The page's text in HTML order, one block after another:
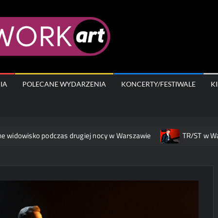
POLECANE WYDARZENIA KONCERTY/FESTIWALE
drugiej nocy w Warszawie TR/ST w Warszawie